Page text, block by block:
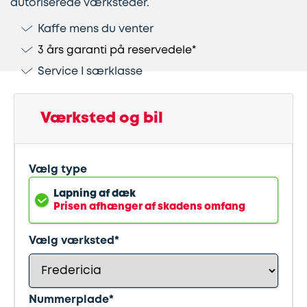
Lapning
af
dæk
Kobling
af
anhængertræk
Olieskift
Reparation
af
Ladestandere
Vinterdæk
Stålfælge
Helårsdæk
Dækopbevaring
Guides
Helårsdæk
Kør
selv
ferie
og
reparation
Sikkerhed
Sommerdæk
Bosch
Car
Service
Landbrug
autoriserede værksteder.
Kaffe mens du venter
3 års garanti på reservedele*
Service I særklasse
Værksted og bil
Vælg type
Lapning af dæk
Prisen afhænger af skadens omfang
Vælg værksted*
Nummerplade*